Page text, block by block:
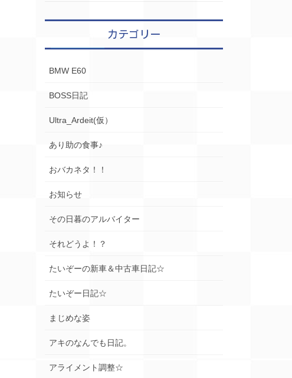
カテゴリー
BMW E60
BOSS日記
Ultra_Ardeit(仮）
あり助の食事♪
おバカネタ！！
お知らせ
その日暮のアルバイター
それどうよ！？
たいぞーの新車＆中古車日記☆
たいぞー日記☆
まじめな姿
アキのなんでも日記。
アライメント調整☆